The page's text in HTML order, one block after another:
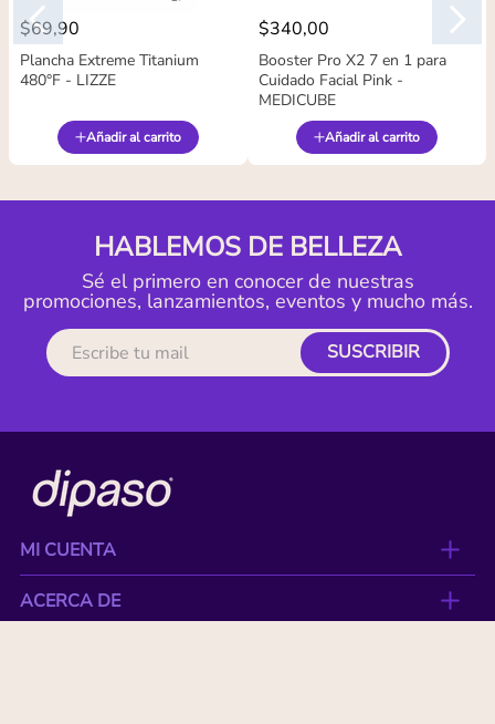
$69,90
Plancha Extreme Titanium
480°F - LIZZE
Añadir al carrito
$340,00
Booster Pro X2 7 en 1 para
Cuidado Facial Pink -
MEDICUBE
Añadir al carrito
HABLEMOS DE BELLEZA
Sé el primero en conocer de nuestras
promociones, lanzamientos, eventos y mucho más.
SUSCRIBIR
MI CUENTA
ACERCA DE